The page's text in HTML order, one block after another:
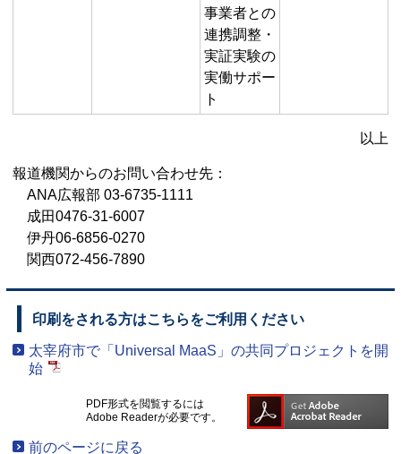
事業者との
連携調整・
実証実験の
実働サポー
ト
以上
報道機関からのお問い合わせ先：
ANA広報部 03-6735-1111
成田0476-31-6007
伊丹06-6856-0270
関西072-456-7890
印刷をされる方はこちらをご利用ください
太宰府市で「Universal MaaS」の共同プロジェクトを開
始
PDF形式を閲覧するには
Adobe Readerが必要です。
前のページに戻る